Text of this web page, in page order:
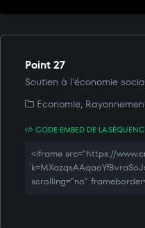
Point 27
Soutien à l'économie
Economie,
CODE EMBED DE LA
<iframe src="https://
scrolling="no"